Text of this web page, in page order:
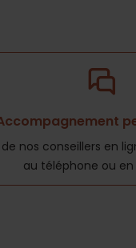
de nos conseillers en
au téléphone ou